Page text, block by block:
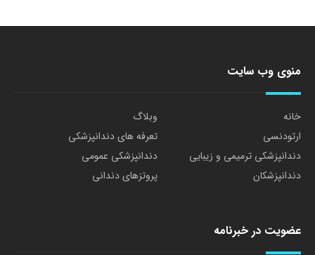
منوی وب سایت
خانه
وبلاگ
ارتودنسی
تعرفه های دندانپزشکی
دندانپزشکی ترمیمی و زیبایی
دندانپزشکی عمومی
دندانپزشکان
پروتزهای دندانی
عضویت در خبرنامه